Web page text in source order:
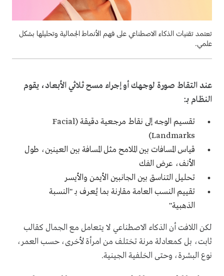
تعتمد تقنيات الذكاء الاصطناعي على فهم الأنماط الجمالية وتحليلها بشكل
علمي.
عند التقاط صورة لوجهك أو إجراء مسح ثلاثي الأبعاد، يقوم
النظام بـ:
تقسيم الوجه إلى نقاط مرجعية دقيقة (Facial
Landmarks)
قياس المسافات بين الملامح مثل المسافة بين العينين، طول
الأنف، عرض الفك
تحليل التناسق بين الجانبين الأيمن والأيسر
تقييم النسب العامة مقارنة بما يُعرف بـ "النسبة
الذهبية"
لكن اللافت أن الذكاء الاصطناعي لا يتعامل مع الجمال كقالب
ثابت، بل كمعادلة مرنة تختلف من امرأة لأخرى، حسب العمر،
نوع البشرة، وحتى الخلفية الجينية.